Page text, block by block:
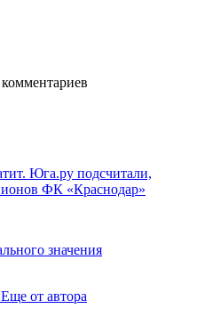
Юга.ру подсчитали,
ФК «Краснодар»
значения
Еще от автора